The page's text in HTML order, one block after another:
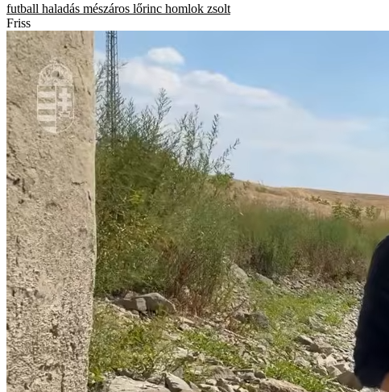
futball haladás mészáros lőrinc homlok zsolt
Friss